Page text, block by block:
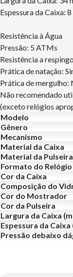
Espessura da Caixa:
Resistência à Água
Pressão: 5 ATMs
Resistência a
Prática de natação:
Prática de mergulho:
Não recomendado
(exceto relógios
Modelo
Gênero
Mecanismo
Material da Caixa
Material da Pulseira
Formato do Relógio
Cor da Caixa
Composição do
Cor do Mostrador
Cor da Pulseira
Largura da Caixa
Espessura da Caixa
Pressão debaixo